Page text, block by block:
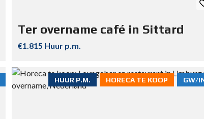
Ter overname café in Sittard
€1.815 Huur p.m.
GW/
HORECA TE KOOP
HUUR P.M.